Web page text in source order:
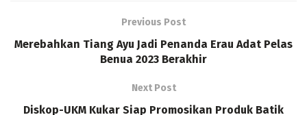
Previous Post
Merebahkan Tiang Ayu Jadi Penanda Erau Adat Pelas
Benua 2023 Berakhir
Next Post
Diskop-UKM Kukar Siap Promosikan Produk Batik